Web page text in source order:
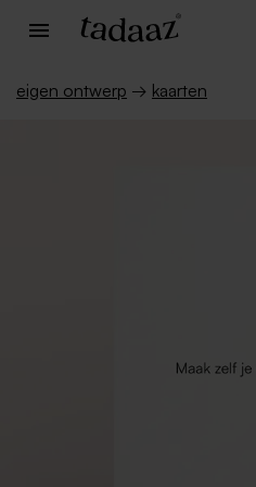
eigen ontwerp → kaarten